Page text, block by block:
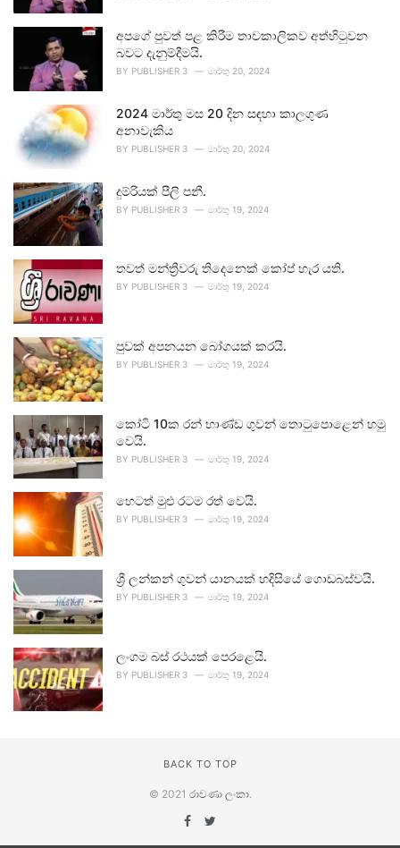
අපගේ පුවත් පළ කිරීම තාවකාලිකව අත්හිටුවන
බවට දැනුම්දීමයි.
BY PUBLISHER 3 මාර්තු 20, 2024
2024 මාර්තු මස 20 දින සඳහා කාලගුණ
අනාවැකිය
BY PUBLISHER 3 මාර්තු 20, 2024
දුම්රියක් පීලි පනී.
BY PUBLISHER 3 මාර්තු 19, 2024
තවත් මන්ත්‍රීවරු තිදෙනෙක් කෝප් හැර යති.
BY PUBLISHER 3 මාර්තු 19, 2024
පුවක් අපනයන බෝගයක් කරයි.
BY PUBLISHER 3 මාර්තු 19, 2024
කෝටි 10ක රන් භාණ්ඩ ගුවන් තොටුපොළෙන් හමු
වෙයි.
BY PUBLISHER 3 මාර්තු 19, 2024
හෙටත් මුළු රටම රත් වෙයි.
BY PUBLISHER 3 මාර්තු 19, 2024
ශ්‍රී ලන්කන් ගුවන් යානයක් හදිසියේ ගොඩබස්වයි.
BY PUBLISHER 3 මාර්තු 19, 2024
ලංගම බස් රථයක් පෙරළෙයි.
BY PUBLISHER 3 මාර්තු 19, 2024
BACK TO TOP
© 2021 රාවණා ලංකා.